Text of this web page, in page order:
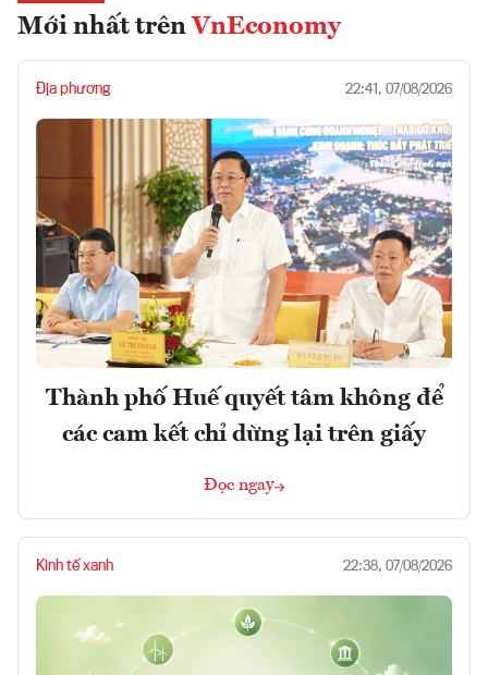
Mới nhất trên VnEconomy
Địa phương 22:41, 07/08/2026
Thành phố Huế quyết tâm không để
các cam kết chỉ dừng lại trên giấy
Đọc ngay
Kinh tế xanh 22:38, 07/08/2026